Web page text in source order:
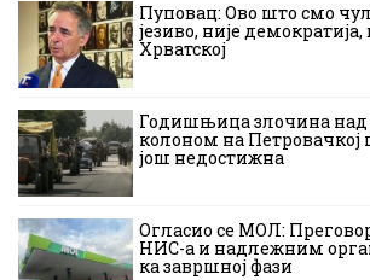
Пуповац: Ово што смо
језиво, није
Хрватској
Годишњица злочина
колоном на Петровачкој
још недостижна
Огласио се МОЛ:
НИС-а и надлежним
ка завршној фази